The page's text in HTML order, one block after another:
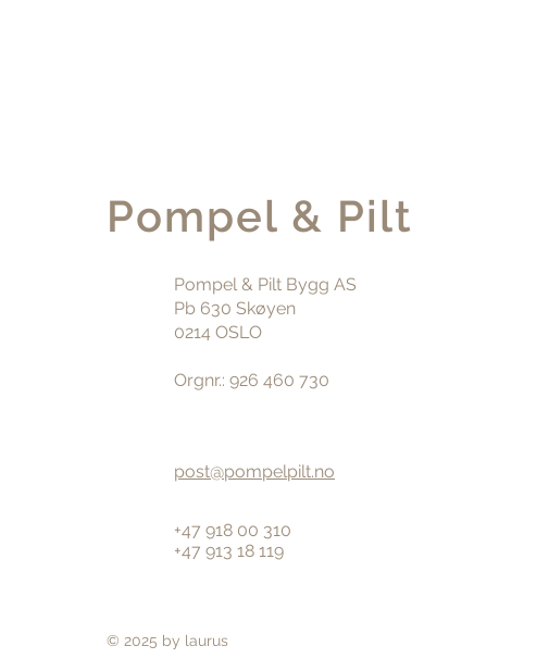
Pompel & Pilt
Pompel & Pilt Bygg AS
Pb 630 Skøyen
0214 OSLO
Orgnr.: 926 460 730
post@pompelpilt.no
+47 918 00 310
+47 913 18 119
© 2025 by laurus